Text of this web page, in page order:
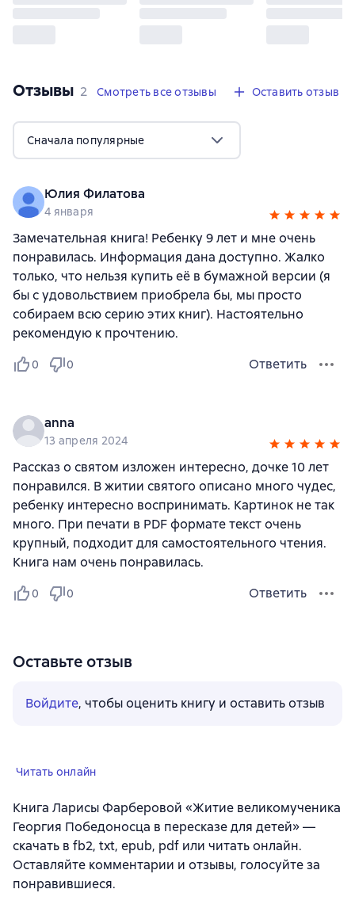
Отзывы 2 отзыва
2 Смотреть все отзывы Оставить отзыв
Сначала популярные
Юлия Филатова
4 января
Замечательная книга! Ребенку 9 лет и мне очень
понравилась. Информация дана доступно. Жалко
только, что нельзя купить её в бумажной версии (я
бы с удовольствием приобрела бы, мы просто
собираем всю серию этих книг). Настоятельно
рекомендую к прочтению.
0 0 Ответить
anna
13 апреля 2024
Рассказ о святом изложен интересно, дочке 10 лет
понравился. В житии святого описано много чудес,
ребенку интересно воспринимать. Картинок не так
много. При печати в PDF формате текст очень
крупный, подходит для самостоятельного чтения.
Книга нам очень понравилась.
0 0 Ответить
Оставьте отзыв
Войдите, чтобы оценить книгу и оставить отзыв
Читать онлайн
Книга Ларисы Фарберовой «Житие великомученика
Георгия Победоносца в пересказе для детей» —
скачать в fb2, txt, epub, pdf или читать онлайн.
Оставляйте комментарии и отзывы, голосуйте за
понравившиеся.